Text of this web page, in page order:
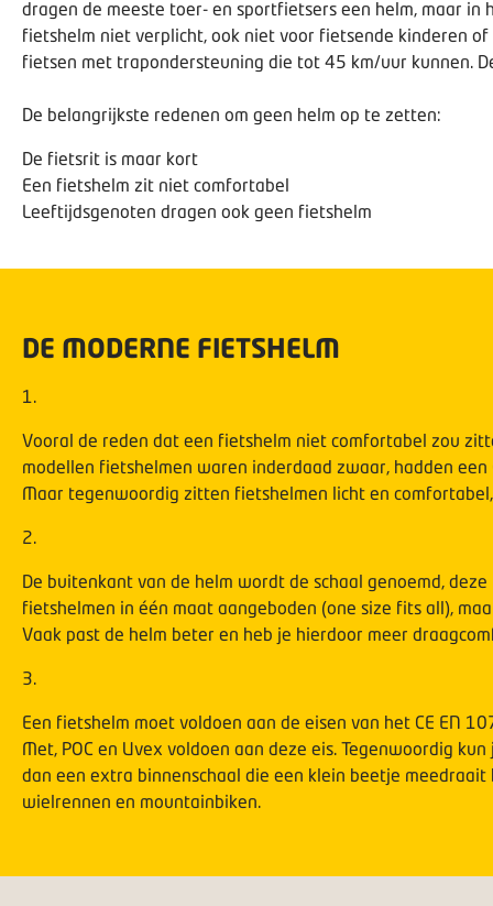
dragen de meeste toer- en sportfietsers een helm, maar
fietshelm niet verplicht, ook niet voor fietsende kinderen
fietsen met trapondersteuning die tot 45 km/uur kunnen.
De belangrijkste redenen om geen helm op te zetten:
De fietsrit is maar kort
Een fietshelm zit niet comfortabel
Leeftijdsgenoten dragen ook geen fietshelm
DE MODERNE FIETSHELM
1.
Vooral de reden dat een fietshelm niet comfortabel zou
modellen fietshelmen waren inderdaad zwaar, hadden
Maar tegenwoordig zitten fietshelmen licht en
2.
De buitenkant van de helm wordt de schaal genoemd,
fietshelmen in één maat aangeboden (one size fits all),
Vaak past de helm beter en heb je hierdoor meer
3.
Een fietshelm moet voldoen aan de eisen van het CE EN
Met, POC en Uvex voldoen aan deze eis. Tegenwoordig
dan een extra binnenschaal die een klein beetje
wielrennen en mountainbiken.